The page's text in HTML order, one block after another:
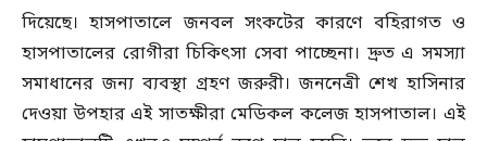
দিয়েছে। হাসপাতালে জনবল সংকটের কারণে বহিরাগত ও
হাসপাতালের রোগীরা চিকিৎসা সেবা পাচ্ছেনা। দ্রুত এ সমস্যা
সমাধানের জন্য ব্যবস্থা গ্রহণ জরুরী। জননেত্রী শেখ হাসিনার
দেওয়া উপহার এই সাতক্ষীরা মেডিকল কলেজ হাসপাতাল। এই